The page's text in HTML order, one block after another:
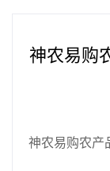
神农易购
神农易购农产